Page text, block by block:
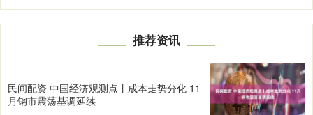
推荐资讯
民间配资 中国经济观测点丨成本走势分化 11
月钢市震荡基调延续